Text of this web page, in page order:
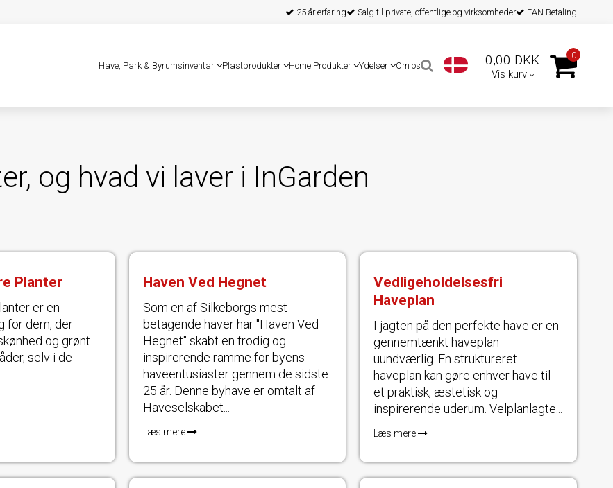
25 år erfaring Salg til private, offentlige og virksomheder EAN Betaling
Have, Park & Byrumsinventar Plastprodukter Home Produkter Ydelser Om os 0,00 DKK
Vis kurv
0
og hvad vi laver i InGarden
Planter
er en
for dem, der
og grønt
selv i de
Haven Ved Hegnet
Som en af Silkeborgs mest
betagende haver har "Haven Ved
Hegnet" skabt en frodig og
inspirerende ramme for byens
haveentusiaster gennem de sidste
25 år. Denne byhave er omtalt af
Haveselskabet...
Læs mere
Vedligeholdelsesfri
Haveplan
I jagten på den perfekte have er en
gennemtænkt haveplan
uundværlig. En struktureret
haveplan kan gøre enhver have til
et praktisk, æstetisk og
inspirerende uderum. Velplanlagte...
Læs mere